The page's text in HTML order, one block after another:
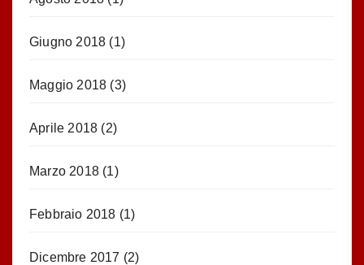
Giugno 2018 (1)
Maggio 2018 (3)
Aprile 2018 (2)
Marzo 2018 (1)
Febbraio 2018 (1)
Dicembre 2017 (2)